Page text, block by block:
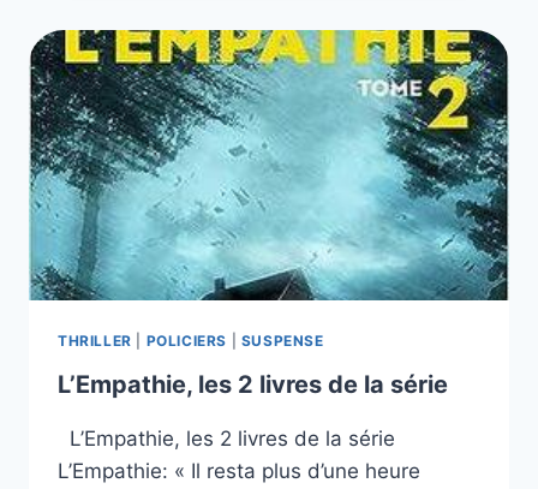
–
LIVRE
DE
LISA
JEWELL
THRILLER POLICIERS SUSPENSE
L’Empathie, les 2 livres de la série
L’Empathie, les 2 livres de la série
L’Empathie: « Il resta plus d’une heure